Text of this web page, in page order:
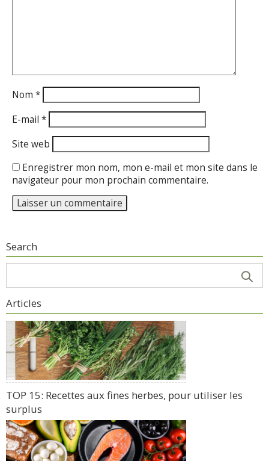
Nom *
E-mail *
Site web
Enregistrer mon nom, mon e-mail et mon site dans le
navigateur pour mon prochain commentaire.
Search
Articles
TOP 15: Recettes aux fines herbes, pour utiliser les
surplus